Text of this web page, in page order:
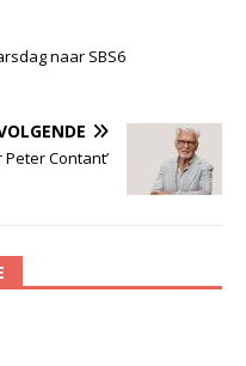
naar SBS6
Peter Contant’